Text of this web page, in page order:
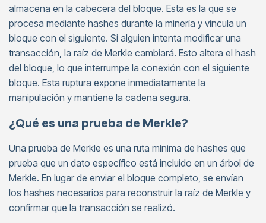
almacena en la cabecera del bloque. Esta es la que se
procesa mediante hashes durante la minería y vincula un
bloque con el siguiente. Si alguien intenta modificar una
transacción, la raíz de Merkle cambiará. Esto altera el hash
del bloque, lo que interrumpe la conexión con el siguiente
bloque. Esta ruptura expone inmediatamente la
manipulación y mantiene la cadena segura.
¿Qué es una prueba de Merkle?
Una prueba de Merkle es una ruta mínima de hashes que
prueba que un dato específico está incluido en un árbol de
Merkle. En lugar de enviar el bloque completo, se envían
los hashes necesarios para reconstruir la raíz de Merkle y
confirmar que la transacción se realizó.